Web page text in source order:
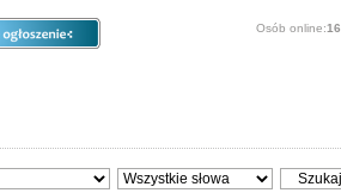
Osób online:16